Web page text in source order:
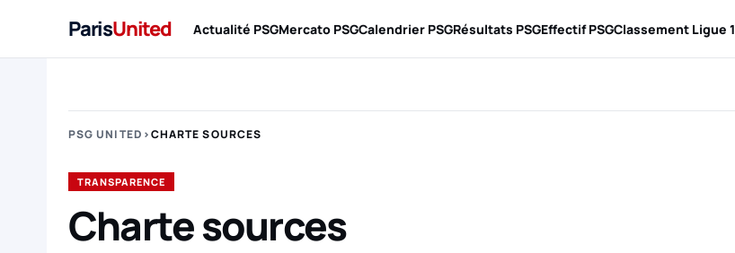
ParisUnited Actualité PSGMercato PSGCalendrier PSGRésultats PSGEffectif PSGClassement Ligue 1
PSG UNITED ›CHARTE SOURCES
TRANSPARENCE
Charte sources